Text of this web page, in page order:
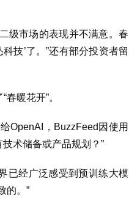
级市场的表现并不满意。春
技’了。”还有部分投资者留
暖花开”。
OpenAI，BuzzFeed因使用
术储备或产品规划？”
已经广泛感受到预训练大模
的。”